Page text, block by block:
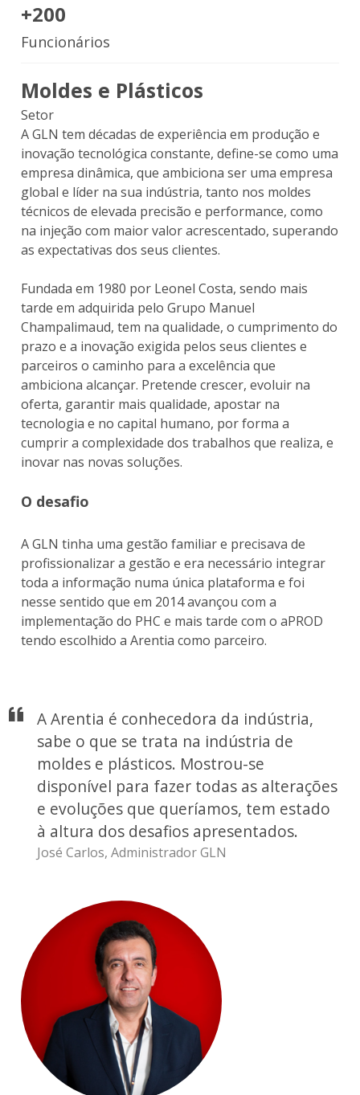
+200
Funcionários
Moldes e Plásticos
Setor
A GLN tem décadas de experiência em produção e
inovação tecnológica constante, define-se como uma
empresa dinâmica, que ambiciona ser uma empresa
global e líder na sua indústria, tanto nos moldes
técnicos de elevada precisão e performance, como
na injeção com maior valor acrescentado, superando
as expectativas dos seus clientes.
Fundada em 1980 por Leonel Costa, sendo mais
tarde em adquirida pelo Grupo Manuel
Champalimaud, tem na qualidade, o cumprimento do
prazo e a inovação exigida pelos seus clientes e
parceiros o caminho para a excelência que
ambiciona alcançar. Pretende crescer, evoluir na
oferta, garantir mais qualidade, apostar na
tecnologia e no capital humano, por forma a
cumprir a complexidade dos trabalhos que realiza, e
inovar nas novas soluções.
O desafio
A GLN tinha uma gestão familiar e precisava de
profissionalizar a gestão e era necessário integrar
toda a informação numa única plataforma e foi
nesse sentido que em 2014 avançou com a
implementação do PHC e mais tarde com o aPROD
tendo escolhido a Arentia como parceiro.
A Arentia é conhecedora da indústria,
sabe o que se trata na indústria de
moldes e plásticos. Mostrou-se
disponível para fazer todas as alterações
e evoluções que queríamos, tem estado
à altura dos desafios apresentados.
José Carlos, Administrador GLN